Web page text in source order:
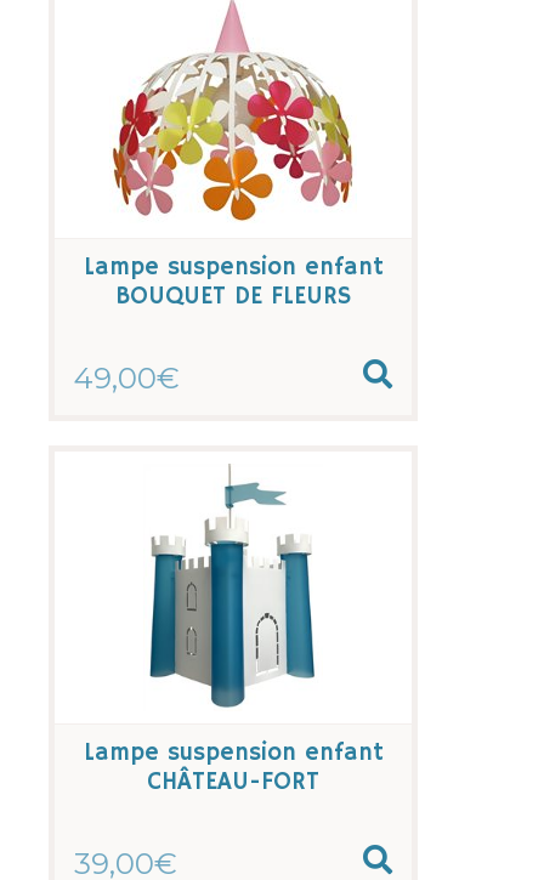
Lampe suspension enfant
BOUQUET DE FLEURS
49,00€
Lampe suspension enfant
CHÂTEAU-FORT
39,00€